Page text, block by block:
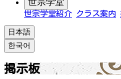
世宗学堂
世宗学堂紹介 クラス案内
日本語
한국어
掲示板